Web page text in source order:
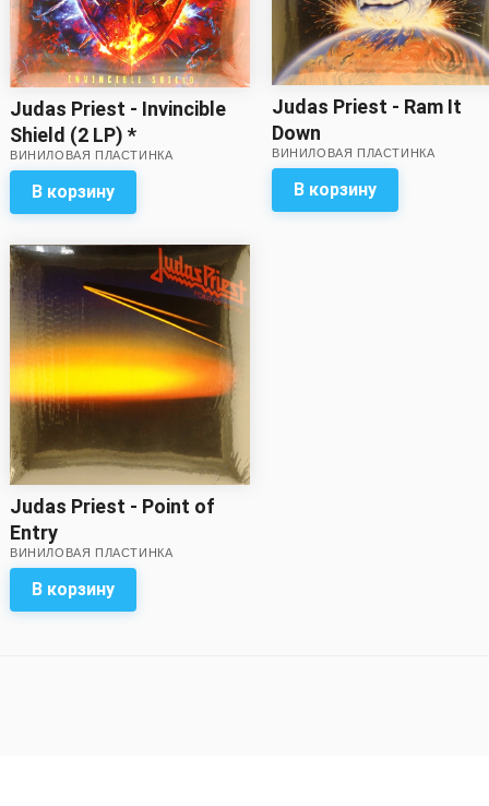
Judas Priest - Invincible
Shield (2 LP) *
ВИНИЛОВАЯ ПЛАСТИНКА
В корзину
Judas Priest - Ram It
Down
ВИНИЛОВАЯ ПЛАСТИНКА
В корзину
Judas Priest - Point of
Entry
ВИНИЛОВАЯ ПЛАСТИНКА
В корзину